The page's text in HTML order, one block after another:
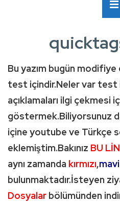
Bu yazım bugün
test içindir.Neler var test
açıklamaları ilgi çekmesi
göstermek.Biliyorsunuz
içine youtube ve Türkçe
eklemiştim.Bakınız BU
aynı zamanda kırmızı,mavi
bulunmaktadır.İsteyen
Dosyalar bölümünden